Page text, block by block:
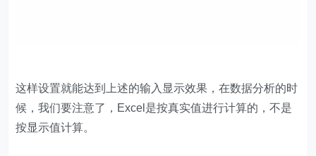
这样设置就能达到上述的输入显示效果，在数据分析的时
候，我们要注意了，Excel是按真实值进行计算的，不是
按显示值计算。